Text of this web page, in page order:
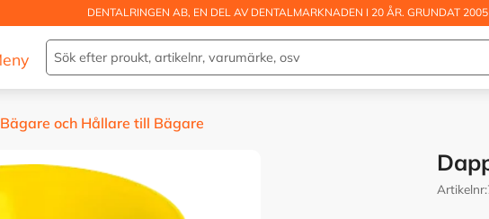
DENTALRINGEN AB, EN DEL AV DENTALMARKNADEN I 20 ÅR. GRUNDAT 2005
Bägare och Hållare till Bägare
Artikelnr